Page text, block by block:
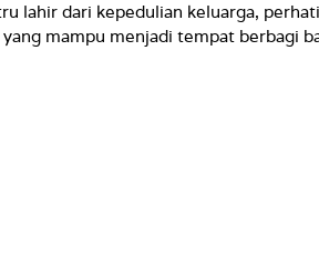
lahir dari kepedulian keluarga,
mampu menjadi tempat berbagi